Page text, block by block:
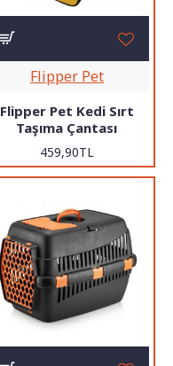
Flipper Pet
Flipper Pet Kedi Sırt
Taşıma Çantası
459,90TL